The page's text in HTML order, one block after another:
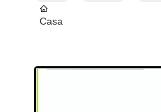
Casa